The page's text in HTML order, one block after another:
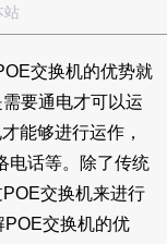
站
交换机的优势就
要通电才可以运
能够进行运作，
电话等。除了传统
交换机来进行
交换机的优